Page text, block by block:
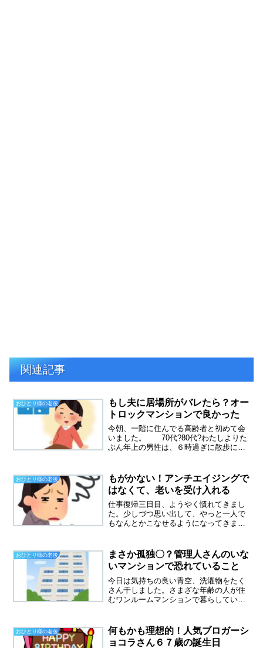
関連記事
おひとり様の老後
もし夫に居場所がバレたら？オー
トロックマンションで良かった
今朝、一階に住んでる高齢者と初めて会
いました。 70代?80代?わたしよりた
ぶん年上の男性は、６時過ぎに散歩に出
す。この女性はよく部屋の外に出てタバ
コを吸ってます。...
おひとり様の老後
もがかない！アンチエイジングで
はなくて、老いを受け入れる
仕事復帰三日目、ようやく慣れてきまし
た。少しづつ思い出して、やっと一人で
もなんとかこなせるようになってきまし
たら、なんとかなるようになったので
す。言霊は大事ですね・・・...
おひとり様の老後
まさか孤独〇？管理人さんのいな
いマンションで恐れていること
今日は気持ちの良い青空、洗濯物をたく
さん干しました。さまざな年齢の人が住
むワンルームマンションで暮らしていま
えば挨拶するようになりました。確か２
階には高齢男性が入居され...
おひとり様の老後
何もかも理想的！人気ブロガーシ
ョコラさん６７歳の誕生日